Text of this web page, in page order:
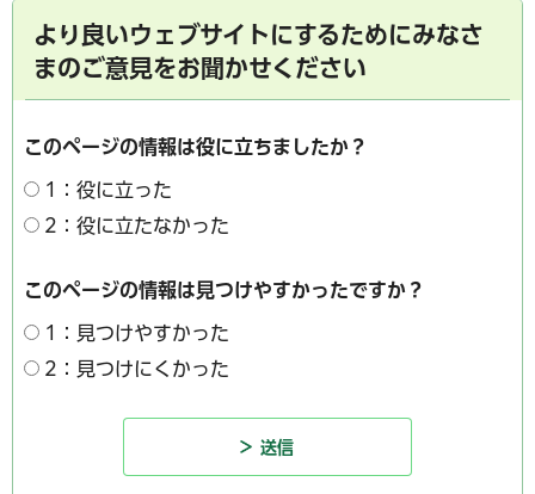
より良いウェブサイトにするためにみなさ
まのご意見をお聞かせください
このページの情報は役に立ちましたか？
1：役に立った
2：役に立たなかった
このページの情報は見つけやすかったですか？
1：見つけやすかった
2：見つけにくかった